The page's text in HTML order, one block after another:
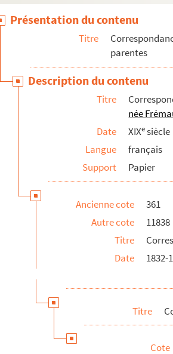
CHE 11823-7 E ; CHE 11823-16
CHE 11838-1162 à CHE
CHE 11838-1169. Lettre du
CHE 11838-1170 à CHE
CHE 11838-1173. Lettre de P. de
CHE 11838-1174 à CHE 11838-
CHE 13690-46 ; CHE 13690-81
CHE 11838-1186 à CHE 11838-
CHE 11838-1192. Lettre
CHE 11838-1193. Lettre de G.
CHE 11838-1200. Lettre d'E. de
CHE 11838-1201. Lettre de
CHE 11838-1202. Lettre du
Présentation du contenu
Titre
parentes
Description du contenu
Titre
née
Date
XIXesiècle
Langue
français
Support
Papier
Ancienne cote
361
Autre cote
11838
Titre
Date
1832-
Titre
Cote